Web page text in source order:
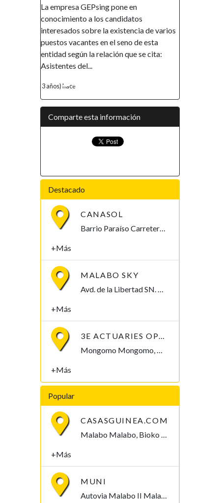
GEPsing pone en
a los candidatos
sobre la existencia de varios
en el seno de esta
la relación que se cita:
AVISO DE RECLUTAMIENTO El
Gobierno de la República de
Ecuatorial en el marco de su
promover la inclusión y la
financiera, así como el
Comparte esta información
Destacado
CANASOL
Barrio Paraíso Carretera Aeropuerto, Apdo: 315 Malabo, Bioko Norte , Guinea Ecuatorial
+Más
MALABO SKY
Avd. de la Libertad SN. Al lado de ASAMBLEA DE DIOS Malabo, Bioko Norte , Guinea Ecuatorial
+Más
3E ACTUARIES OPEN - MONGOMO
Mongomo Mongomo, Wele-nzas , Guinea Ecuatorial
+Más
Popular
CASASGUINEA.COM
Malabo Malabo, Bioko Norte , Guinea Ecuatorial
+Más
MUNI
Autovia Malabo II Malabo, Bioko Norte , Guinea Ecuatorial